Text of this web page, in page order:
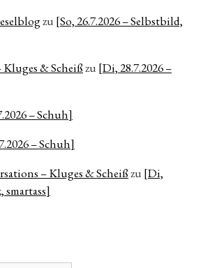
zu [So, 26.7.2026 – Selbstbild,
& Scheißzu [Di, 28.7.2026 –
– Schuh]
– Schuh]
– Kluges & Scheißzu [Di,
smartass]